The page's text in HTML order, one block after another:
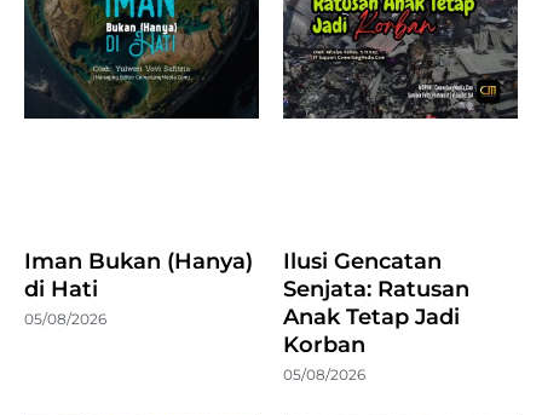
Iman Bukan (Hanya)
di Hati
05/08/2026
Ilusi Gencatan
Senjata: Ratusan
Anak Tetap Jadi
Korban
05/08/2026